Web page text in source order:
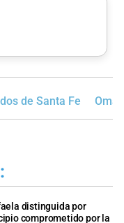
de Santa Fe
distinguida por
comprometido por la